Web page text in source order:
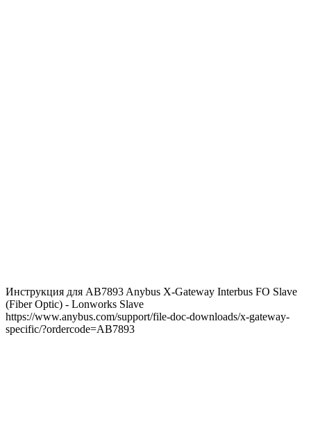
Инструкция для AB7893 Anybus X-Gateway Interbus FO Slave
(Fiber Optic) - Lonworks Slave
https://www.anybus.com/support/file-doc-downloads/x-gateway-
specific/?ordercode=AB7893